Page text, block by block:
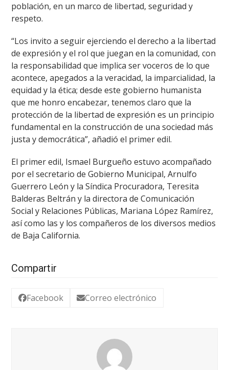
población, en un marco de libertad, seguridad y
respeto.
“Los invito a seguir ejerciendo el derecho a la libertad
de expresión y el rol que juegan en la comunidad, con
la responsabilidad que implica ser voceros de lo que
acontece, apegados a la veracidad, la imparcialidad, la
equidad y la ética; desde este gobierno humanista
que me honro encabezar, tenemos claro que la
protección de la libertad de expresión es un principio
fundamental en la construcción de una sociedad más
justa y democrática”, añadió el primer edil.
El primer edil, Ismael Burgueño estuvo acompañado
por el secretario de Gobierno Municipal, Arnulfo
Guerrero León y la Síndica Procuradora, Teresita
Balderas Beltrán y la directora de Comunicación
Social y Relaciones Públicas, Mariana López Ramírez,
así como las y los compañeros de los diversos medios
de Baja California.
Compartir
Facebook Correo electrónico